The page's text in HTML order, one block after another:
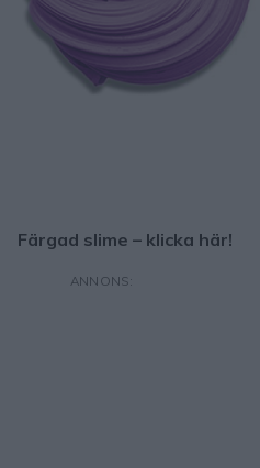
Färgad slime – klicka här!